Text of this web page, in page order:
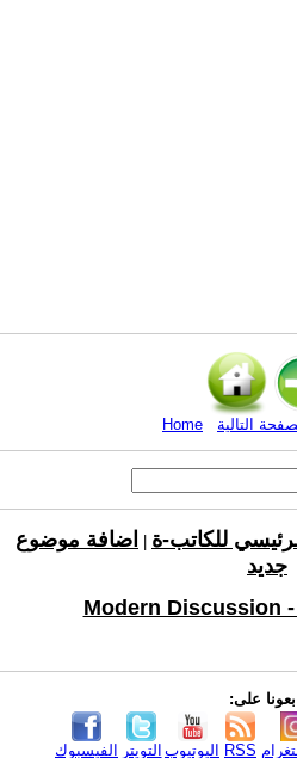
Home التالية
للكاتب-ة
اضافة موضوع
جديد
Modern Discussion
على:
الفيسبوك التويتر اليوتيوب RSS